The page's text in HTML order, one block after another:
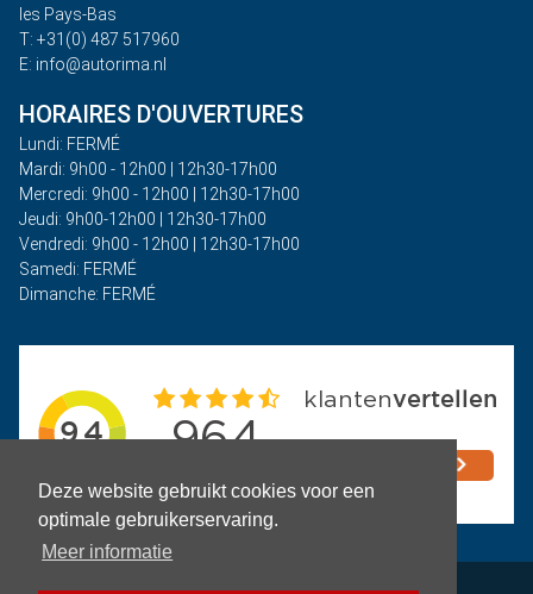
Deze website gebruikt cookies voor een
optimale gebruikerservaring.
Meer informatie
les Pays-Bas
T: +31(0) 487 517960
E: info@autorima.nl
HORAIRES D'OUVERTURES
Lundi: FERMÉ
Mardi: 9h00 - 12h00 | 12h30-17h00
Mercredi: 9h00 - 12h00 | 12h30-17h00
Jeudi: 9h00-12h00 | 12h30-17h00
Vendredi: 9h00 - 12h00 | 12h30-17h00
Samedi: FERMÉ
Dimanche: FERMÉ